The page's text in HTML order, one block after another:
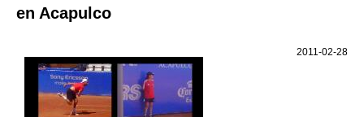
en Acapulco
2011-02-28